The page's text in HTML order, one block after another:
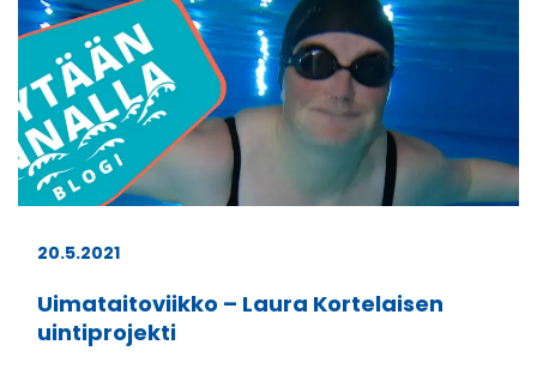
20.5.2021
Uimataitoviikko – Laura Kortelaisen
uintiprojekti